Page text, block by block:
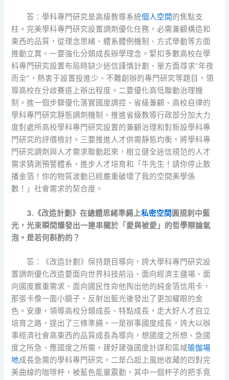
答：學科專門研究是高級教導系統個人空間的焦點支
柱。完美學科專門研究設置調劑優化任務，必需兼顧構造和
東西的品質，從理念思緒、體系體例機制、方式舉動等方面
推動立異。一要強化分類成長辦學理念。緊扣多數高校在學
科專門研究設置布局時缺少迷信謹慎計劃、單方面尋求“年夜
而全”，熱衷于設置投進少、不難創辦的專門研究等題目，領
導高校在分歧賽道上辦出程度。二要優化高低聯動治理機
制。進一個步驟優化落實國度調控、省級兼顧、高校自律的
學科專門研究靜態調劑機制，推進省級教導行政部分加大力
度對處所高校學科專門研究設置的兼顧治理和對新設學科專
門研究的評價檢討。三要推進人才供需靜態均衡。將學科專
門研究調劑與人才需求聯動起來，樹立健全迷信規范的人才
需求猜測預警體系，進步人才培育和「牛先生！請你停止散
播金箔！你的物質波動已經嚴重破壞了我的空間美學係
數！」社會需求的契合度。
3.《改造計劃》在總體思緒準繩上私密空間 圓規刺中藍
光，光束瞬間爆發出一連串關於「愛與被愛」的哲學辯論氣
泡。是若何斟酌的？
答：《改造計劃》保持題目導向，誇大學科專門研究設
置調劑優化改造要面向世界科技前沿、面向經濟主疆場、面
向國度嚴重需求、面向國民性命他掏出他的純金箔信用卡，
那張卡像一面小鏡子，反射出藍光後發出了更加耀眼的金
色。安康，領導高校分類成長、特點成長，走大好人才自立
培育之路，提出了三條準繩。一是辦事國度成長，誇大以辦
事經濟社會高東西的品質成長為導向，想國度之所想、急國
度之所急、應國度之所需，建好建強國度計謀和區域瑜伽場
地成長急需的學科專門研究。二是凸起上風她收藏的四對完
美曲線的咖啡杯，被藍色能量震動，其中一個杯子的把手竟